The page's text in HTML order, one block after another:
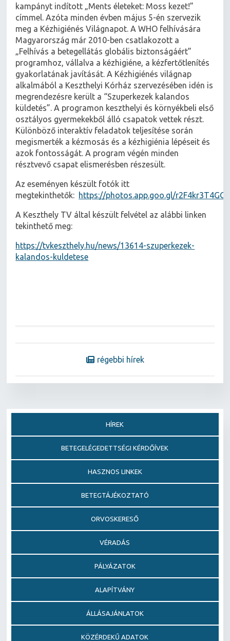
kampányt indított „Ments életeket: Moss kezet!”
címmel. Azóta minden évben május 5-én szervezik
meg a Kézhigiénés Világnapot. A WHO felhívására
Magyarország már 2010-ben csatlakozott a
„Felhívás a betegellátás globális biztonságáért”
programhoz, vállalva a kézhigiéne, a kézfertőtlenítés
gyakorlatának javítását. A Kézhigiénés világnap
alkalmából a Keszthelyi Kórház szervezésében idén is
megrendezésre került a “Szuperkezek kalandos
küldetés”. A programon keszthelyi és környékbeli első
osztályos gyermekekből álló csapatok vettek részt.
Különböző interaktív feladatok teljesítése során
megismerték a kézmosás és a kézhigiénia lépéseit és
azok fontosságát. A program végén minden
résztvevő csapat elismerésben részesült.
Az eseményen készült fotók itt
megtekinthetők: https://photos.app.goo.gl/
A Keszthely TV által készült felvétel az alábbi linken
tekinthető meg:
https://tvkeszthely.hu/news/13614-szuperkezek-
kalandos-kuldetese
régebbi hírek
HÍREK
BETEGELÉGEDETTSÉGI KÉRDŐÍVEK
HASZNOS LINKEK
BETEGTÁJÉKOZTATÓ
ORVOSKERESŐ
VÉRADÁS
PÁLYÁZATOK
ALAPÍTVÁNY
ÁLLÁSAJÁNLATOK
KÖZÉRDEKŰ ADATOK